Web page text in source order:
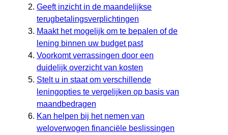
Geeft inzicht in de maandelijkse
terugbetalingsverplichtingen
Maakt het mogelijk om te bepalen of de
lening binnen uw budget past
Voorkomt verrassingen door een
duidelijk overzicht van kosten
Stelt u in staat om verschillende
leningopties te vergelijken op basis van
maandbedragen
Kan helpen bij het nemen van
weloverwogen financiële beslissingen